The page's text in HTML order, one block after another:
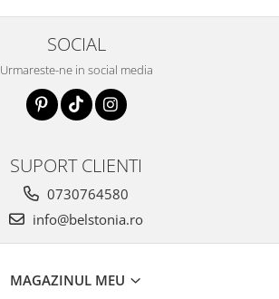
SOCIAL
Urmareste-ne in social media
SUPORT CLIENTI
0730764580
info@belstonia.ro
MAGAZINUL MEU